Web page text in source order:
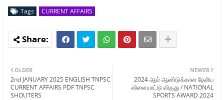
Tags CURRENT AFFAIRS
NEWER
2024 ஆம் ஆண்டுக்கான தேசிய
விளையாட்டு விருது / NATIONAL
SPORTS AWARD 2024
OLDER
2nd JANUARY 2025 ENGLISH TNPSC
CURRENT AFFAIRS PDF TNPSC
SHOUTERS